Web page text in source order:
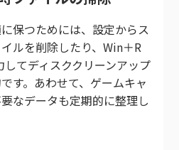
保つためには、設定からス
ルを削除したり、Win＋R
てディスククリーンアップ
す。あわせて、ゲームキャ
なデータも定期的に整理し